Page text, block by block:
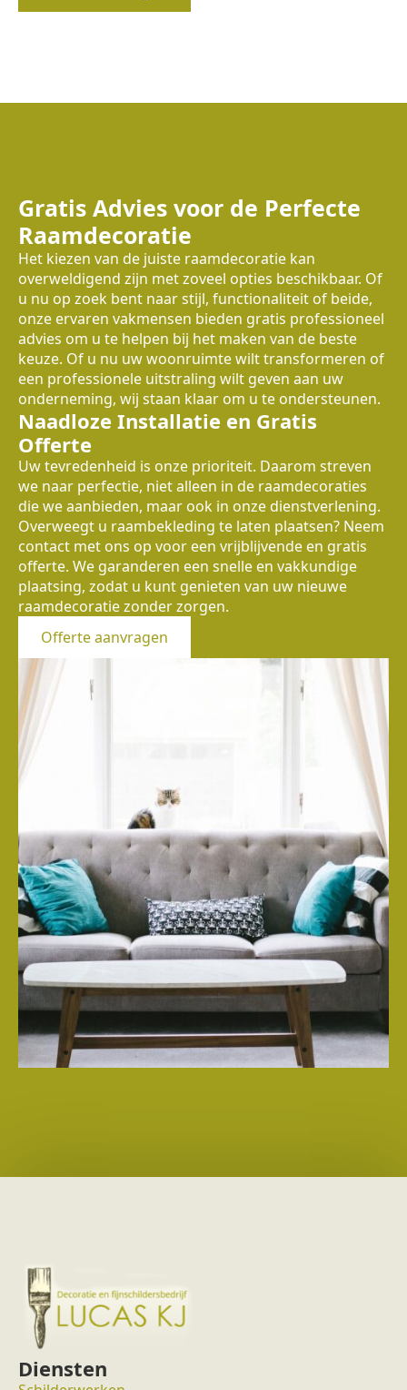
Gratis Advies voor de Perfecte
Raamdecoratie
Het kiezen van de juiste raamdecoratie kan
overweldigend zijn met zoveel opties beschikbaar. Of
u nu op zoek bent naar stijl, functionaliteit of beide,
onze ervaren vakmensen bieden gratis professioneel
advies om u te helpen bij het maken van de beste
keuze. Of u nu uw woonruimte wilt transformeren of
een professionele uitstraling wilt geven aan uw
onderneming, wij staan klaar om u te ondersteunen.
Naadloze Installatie en Gratis
Offerte
Uw tevredenheid is onze prioriteit. Daarom streven
we naar perfectie, niet alleen in de raamdecoraties
die we aanbieden, maar ook in onze dienstverlening.
Overweegt u raambekleding te laten plaatsen? Neem
contact met ons op voor een vrijblijvende en gratis
offerte. We garanderen een snelle en vakkundige
plaatsing, zodat u kunt genieten van uw nieuwe
raamdecoratie zonder zorgen.
Offerte aanvragen
Diensten